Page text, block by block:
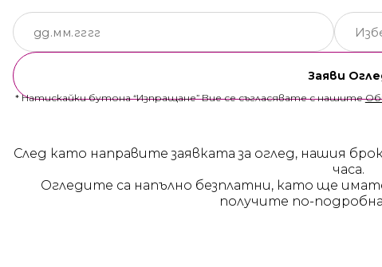
Заяви
* Натискайки бутона “Изпращане” Вие се съгласявате с нашите
След като направите заявката за оглед, нашия
часа.
Огледите са напълно безплатни, като ще
получите по-